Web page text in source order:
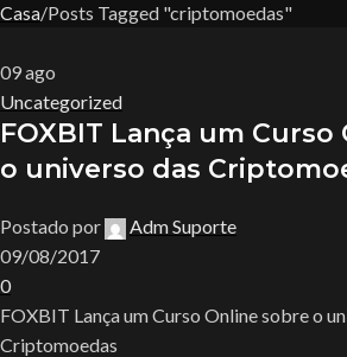
Casa Posts Tagged "criptomoedas"
09ago
Uncategorized
FOXBIT Lança um
o universo das
Postado por
Adm Suporte
09/08/2017
0
FOXBIT Lança um Curso Online sobre o
Criptomoedas